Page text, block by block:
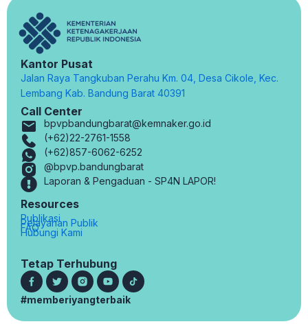
Kantor Pusat
Jalan Raya Tangkuban Perahu Km. 04, Desa Cikole, Kec.
Lembang Kab. Bandung Barat 40391
Call Center
bpvpbandungbarat@kemnaker.go.id
(+62)22-2761-1558
(+62)857-6062-6252
@bpvp.bandungbarat
Laporan & Pengaduan - SP4N LAPOR!
Resources
Publikasi
Pelayanan Publik
FAQ
Hubungi Kami
Tetap Terhubung
#memberiyangterbaik